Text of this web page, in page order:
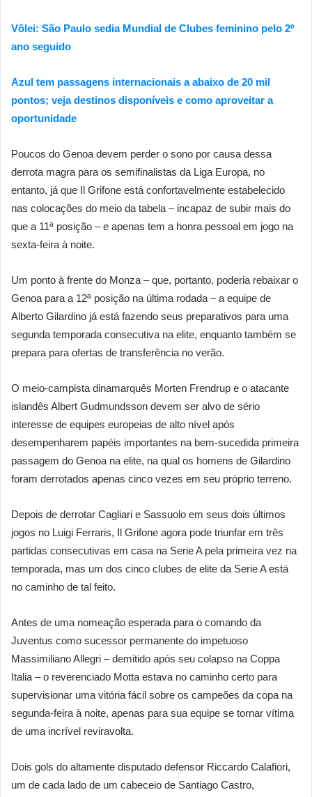
Vôlei: São Paulo sedia Mundial de Clubes feminino pelo 2º
ano seguido
Azul tem passagens internacionais a abaixo de 20 mil
pontos; veja destinos disponíveis e como aproveitar a
oportunidade
Poucos do Genoa devem perder o sono por causa dessa
derrota magra para os semifinalistas da Liga Europa, no
entanto, já que Il Grifone está confortavelmente estabelecido
nas colocações do meio da tabela – incapaz de subir mais do
que a 11ª posição – e apenas tem a honra pessoal em jogo na
sexta-feira à noite.
Um ponto à frente do Monza – que, portanto, poderia rebaixar o
Genoa para a 12ª posição na última rodada – a equipe de
Alberto Gilardino já está fazendo seus preparativos para uma
segunda temporada consecutiva na elite, enquanto também se
prepara para ofertas de transferência no verão.
O meio-campista dinamarquês Morten Frendrup e o atacante
islandês Albert Gudmundsson devem ser alvo de sério
interesse de equipes europeias de alto nível após
desempenharem papéis importantes na bem-sucedida primeira
passagem do Genoa na elite, na qual os homens de Gilardino
foram derrotados apenas cinco vezes em seu próprio terreno.
Depois de derrotar Cagliari e Sassuolo em seus dois últimos
jogos no Luigi Ferraris, Il Grifone agora pode triunfar em três
partidas consecutivas em casa na Serie A pela primeira vez na
temporada, mas um dos cinco clubes de elite da Serie A está
no caminho de tal feito.
Antes de uma nomeação esperada para o comando da
Juventus como sucessor permanente do impetuoso
Massimiliano Allegri – demitido após seu colapso na Coppa
Italia – o reverenciado Motta estava no caminho certo para
supervisionar uma vitória fácil sobre os campeões da copa na
segunda-feira à noite, apenas para sua equipe se tornar vítima
de uma incrível reviravolta.
Dois gols do altamente disputado defensor Riccardo Calafiori,
um de cada lado de um cabeceio de Santiago Castro,